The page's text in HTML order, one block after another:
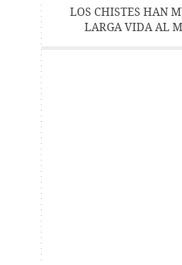
LOS CHISTES HAN
LARGA VIDA AL